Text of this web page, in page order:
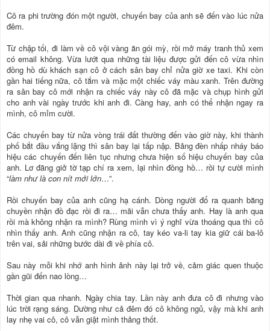
Cô ra phi trường đón một người, chuyến bay của anh sẽ đến vào lúc nửa
đêm.
Từ chập tối, đi làm về cô vội vàng ăn gói mỳ, rồi mở máy tranh thủ xem
có email không. Vừa lướt qua những tài liệu được gửi đến cô vừa nhìn
đồng hồ dù khách sạn cô ở cách sân bay chỉ nửa giờ xe taxi. Khi còn
gần hai tiếng nữa, cô tắm và mặc một chiếc váy màu xanh. Trên đường
ra sân bay cô mới nhận ra chiếc váy này cô đã mặc và chụp hình gửi
cho anh vài ngày trước khi anh đi. Càng hay, anh có thể nhận ngay ra
mình, cô mỉm cười.
Các chuyến bay từ nửa vòng trái đất thường đến vào giờ này, khi thành
phố bắt đầu vắng lặng thì sân bay lại tấp nập. Bảng đèn nhấp nháy báo
hiệu các chuyến đến liên tục nhưng chưa hiện số hiệu chuyến bay của
anh. Lơ đãng giở tờ tạp chí ra xem, lại nhìn đồng hồ… rồi tự cười mình
“làm như là con nít mới lớn…”.
Rồi chuyến bay của anh cũng hạ cánh. Dòng người đổ ra quanh băng
chuyền nhận đồ đạc rồi đi ra… mãi vẫn chưa thấy anh. Hay là anh qua
rồi mà không nhận ra mình? Rùng mình vì ý nghĩ vừa thoáng qua thì cô
nhìn thấy anh. Anh cũng nhận ra cô, tay kéo va-li tay kia giữ cái ba-lô
trên vai, sải những bước dài đi về phía cô.
Sau này mỗi khi nhớ anh hình ảnh này lại trở về, cảm giác quen thuộc
gần gũi đến nao lòng…
Thời gian qua nhanh. Ngày chia tay. Lần này anh đưa cô đi nhưng vào
lúc trời rạng sáng. Dường như cả đêm đó cô không ngủ, vậy mà khi anh
lay nhẹ vai cô, cô vẫn giật mình thảng thốt.